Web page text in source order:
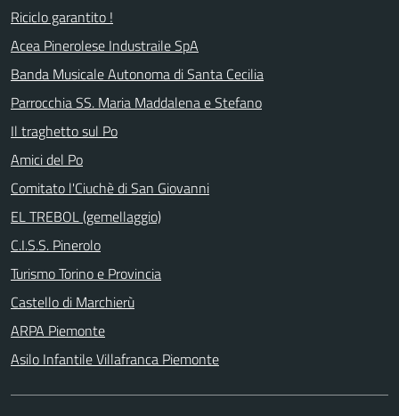
Riciclo garantito !
Acea Pinerolese Industraile SpA
Banda Musicale Autonoma di Santa Cecilia
Parrocchia SS. Maria Maddalena e Stefano
Il traghetto sul Po
Amici del Po
Comitato l'Ciuchè di San Giovanni
EL TREBOL (gemellaggio)
C.I.S.S. Pinerolo
Turismo Torino e Provincia
Castello di Marchierù
ARPA Piemonte
Asilo Infantile Villafranca Piemonte